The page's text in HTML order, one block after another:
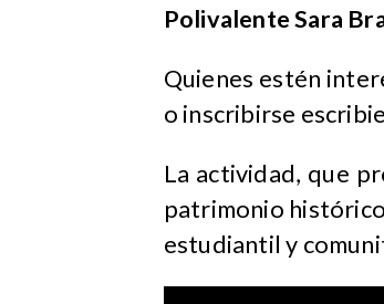
Polivalente Sara
Quienes estén
o inscribirse
La actividad, que
patrimonio
estudiantil y